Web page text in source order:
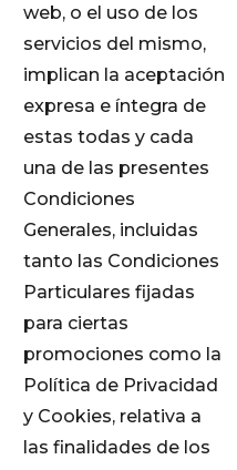
web, o el uso de los
servicios del mismo,
implican la aceptación
expresa e íntegra de
estas todas y cada
una de las presentes
Condiciones
Generales, incluidas
tanto las Condiciones
Particulares fijadas
para ciertas
promociones como la
Política de Privacidad
y Cookies, relativa a
las finalidades de los